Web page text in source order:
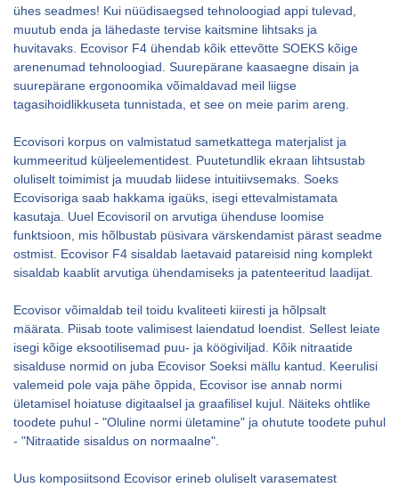
ühes seadmes! Kui nüüdisaegsed tehnoloogiad appi tulevad,
muutub enda ja lähedaste tervise kaitsmine lihtsaks ja
huvitavaks. Ecovisor F4 ühendab kõik ettevõtte SOEKS kõige
arenenumad tehnoloogiad. Suurepärane kaasaegne disain ja
suurepärane ergonoomika võimaldavad meil liigse
tagasihoidlikkuseta tunnistada, et see on meie parim areng.
Ecovisori korpus on valmistatud sametkattega materjalist ja
kummeeritud küljeelementidest. Puutetundlik ekraan lihtsustab
oluliselt toimimist ja muudab liidese intuitiivsemaks. Soeks
Ecovisoriga saab hakkama igaüks, isegi ettevalmistamata
kasutaja. Uuel Ecovisoril on arvutiga ühenduse loomise
funktsioon, mis hõlbustab püsivara värskendamist pärast seadme
ostmist. Ecovisor F4 sisaldab laetavaid patareisid ning komplekt
sisaldab kaablit arvutiga ühendamiseks ja patenteeritud laadijat.
Ecovisor võimaldab teil toidu kvaliteeti kiiresti ja hõlpsalt
määrata. Piisab toote valimisest laiendatud loendist. Sellest leiate
isegi kõige eksootilisemad puu- ja köögiviljad. Kõik nitraatide
sisalduse normid on juba Ecovisor Soeksi mällu kantud. Keerulisi
valemeid pole vaja pähe õppida, Ecovisor ise annab normi
ületamisel hoiatuse digitaalsel ja graafilisel kujul. Näiteks ohtlike
toodete puhul - "Oluline normi ületamine" ja ohutute toodete puhul
- "Nitraatide sisaldus on normaalne".
Uus komposiitsond Ecovisor erineb oluliselt varasematest